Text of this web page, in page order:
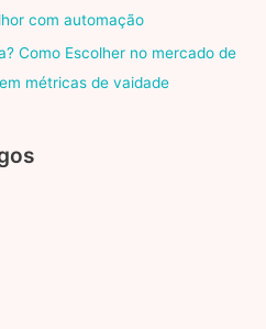
com automação
Como Escolher no mercado de
métricas de vaidade